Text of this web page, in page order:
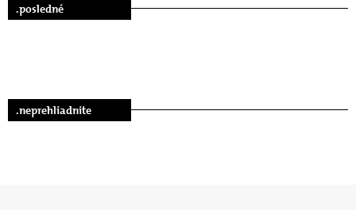
.posledné
.neprehliadnite